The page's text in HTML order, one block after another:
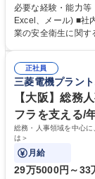
場を支えるバックオ
とを期待します。 【詳細】■入退社手続き、社員情報管理■入社時オリエ
ンテーションの実施
生に関する業務等■
ポート■社内ルール
部門業務 募集職種 【大阪/総務・人事（労務）担当者】3Dプリンター事
業/NTTデータG/年休
必要な経験・能力等
Excel、メール) ■社
業の安全衛生に関する
アが磨けます。
もに、働き方改革も推進しています。
短大 専修学校 語学
正社員
三菱電機プラン
【大阪】総務
フラを支える/
総務・人事領域を中心
は＞
月給
29万5000円～33